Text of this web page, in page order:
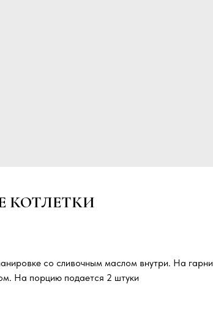
КОТЛЕТКИ
со сливочным маслом внутри. На
На порцию подается 2 штуки